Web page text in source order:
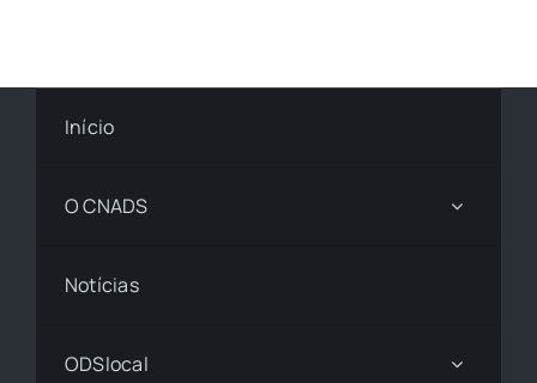
Início
O CNADS
Notícias
ODSlocal